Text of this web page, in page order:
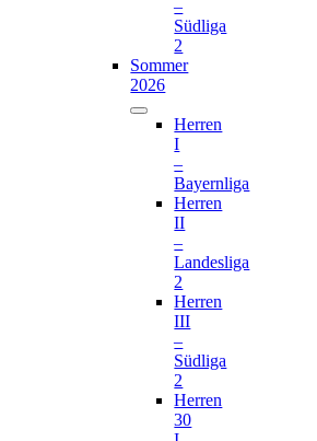
–
Südliga
2
Sommer
2026
Herren
I
–
Bayernliga
Herren
II
–
Landesliga
2
Herren
III
–
Südliga
2
Herren
30